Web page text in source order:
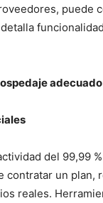
puede
adecuado
del 99,99
un plan,
reales.